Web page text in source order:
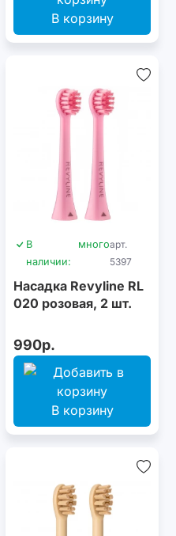
В корзину
В
наличии:
многоарт.
5397
Насадка Revyline RL
020 розовая, 2 шт.
990р.
В корзину